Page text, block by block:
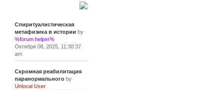
Спиритуалистическая
метафизика в истории by
%forum.helper%
Октября 08, 2025, 11:30:37
am
Скромная реабилитация
паранормальногоby
Unlocal User